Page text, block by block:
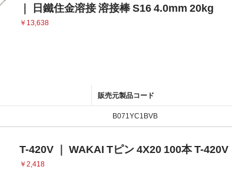
｜ 日鐵住金溶接 溶接棒 S16 4.0mm 20kg
￥13,638
販売元製品コード
B071YC1BVB
T-420V ｜ WAKAI Tピン 4X20 100本 T-420V
￥2,418